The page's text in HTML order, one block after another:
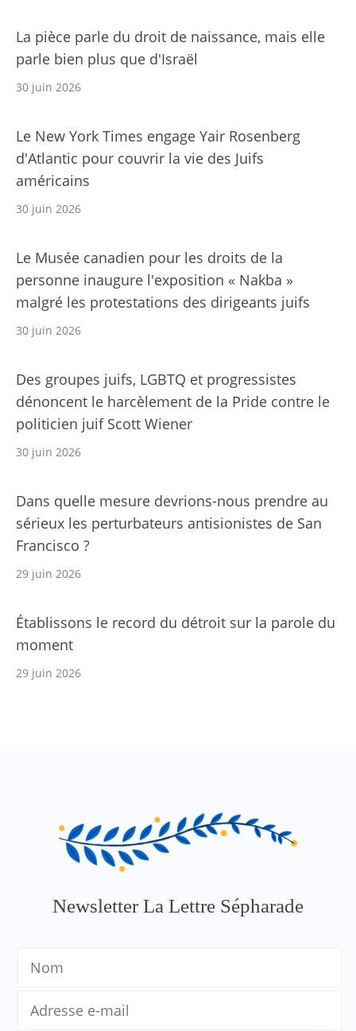
La pièce parle du droit de naissance, mais elle
parle bien plus que d'Israël
30 juin 2026
Le New York Times engage Yair Rosenberg
d'Atlantic pour couvrir la vie des Juifs
américains
30 juin 2026
Le Musée canadien pour les droits de la
personne inaugure l'exposition « Nakba »
malgré les protestations des dirigeants juifs
30 juin 2026
Des groupes juifs, LGBTQ et progressistes
dénoncent le harcèlement de la Pride contre le
politicien juif Scott Wiener
30 juin 2026
Dans quelle mesure devrions-nous prendre au
sérieux les perturbateurs antisionistes de San
Francisco ?
29 juin 2026
Établissons le record du détroit sur la parole du
moment
29 juin 2026
Newsletter La Lettre Sépharade